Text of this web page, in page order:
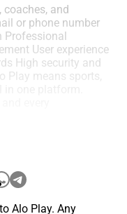
coaches, and
or phone number
User experience
High security and
Play means sports,
Alo Play. Any